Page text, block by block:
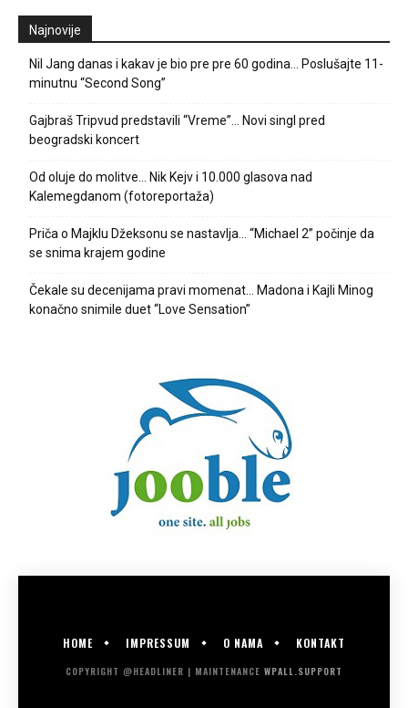
Najnovije
Nil Jang danas i kakav je bio pre pre 60 godina… Poslušajte 11-
minutnu “Second Song”
Gajbraš Tripvud predstavili “Vreme”… Novi singl pred
beogradski koncert
Od oluje do molitve… Nik Kejv i 10.000 glasova nad
Kalemegdanom (fotoreportaža)
Priča o Majklu Džeksonu se nastavlja… “Michael 2” počinje da
se snima krajem godine
Čekale su decenijama pravi momenat… Madona i Kajli Minog
konačno snimile duet “Love Sensation”
HOME IMPRESSUM O NAMA KONTAKT
COPYRIGHT @HEADLINER | MAINTENANCE WPALL.SUPPORT